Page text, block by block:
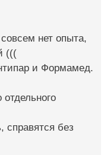
нет опыта,
(((
и Формамед.
справятся без